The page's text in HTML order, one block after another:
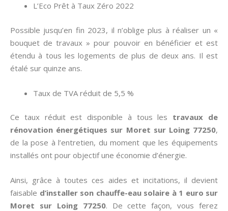
L’Eco Prêt à Taux Zéro 2022
Possible jusqu’en fin 2023, il n’oblige plus à réaliser un «
bouquet de travaux » pour pouvoir en bénéficier et est
étendu à tous les logements de plus de deux ans. Il est
étalé sur quinze ans.
Taux de TVA réduit de 5,5 %
Ce taux réduit est disponible à tous les travaux de
rénovation énergétiques sur Moret sur Loing 77250,
de la pose à l’entretien, du moment que les équipements
installés ont pour objectif une économie d’énergie.
Ainsi, grâce à toutes ces aides et incitations, il devient
faisable d’installer son chauffe-eau solaire à 1 euro sur
Moret sur Loing 77250. De cette façon, vous ferez